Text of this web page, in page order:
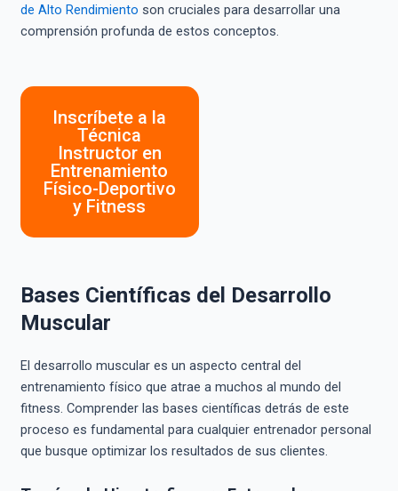
de Alto Rendimiento son cruciales para desarrollar una
comprensión profunda de estos conceptos.
Inscríbete a la
Técnica
Instructor en
Entrenamiento
Físico-Deportivo
y Fitness
Bases Científicas del Desarrollo
Muscular
El desarrollo muscular es un aspecto central del
entrenamiento físico que atrae a muchos al mundo del
fitness. Comprender las bases científicas detrás de este
proceso es fundamental para cualquier entrenador personal
que busque optimizar los resultados de sus clientes.